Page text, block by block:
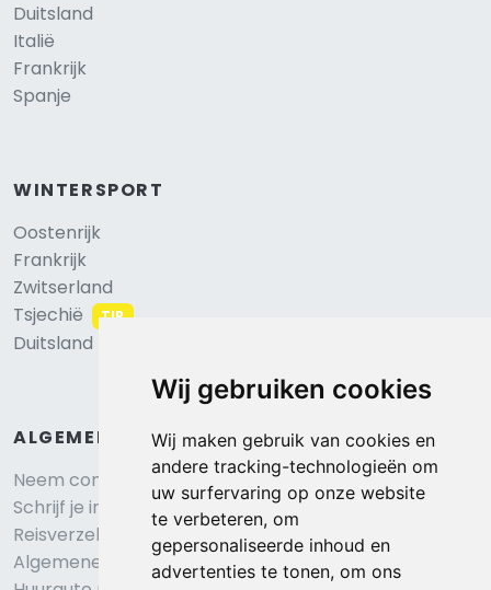
Wij gebruiken cookies
Wij maken gebruik van cookies en
andere tracking-technologieën om
uw surfervaring op onze website
te verbeteren, om
gepersonaliseerde inhoud en
advertenties te tonen, om ons
Duitsland
Italië
Frankrijk
Spanje
WINTERSPORT
Oostenrijk
Frankrijk
Zwitserland
Tsjechië
TIP
Duitsland
ALGEMEEN
Neem contact op
Schrijf je in voor onze nieuwsbrief
Reisverzekering afsluiten
Algemene voorwaarden